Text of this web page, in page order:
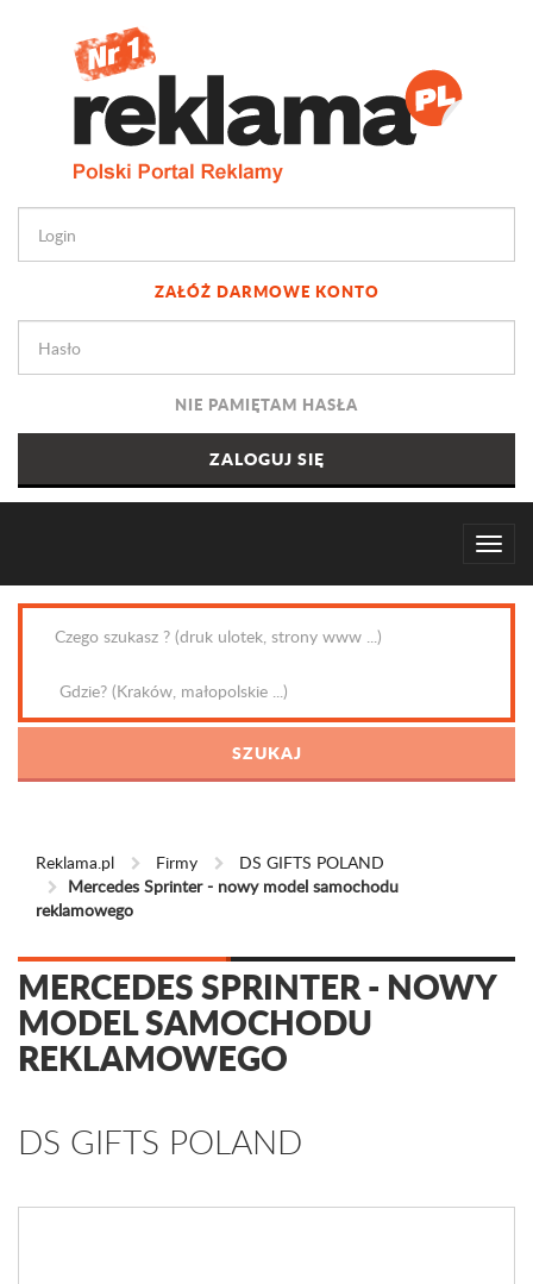
ZAŁÓŻ DARMOWE KONTO
NIE PAMIĘTAM HASŁA
Reklama.pl Firmy
DS GIFTS POLAND
Mercedes Sprinter - nowy model samochodu
reklamowego
MERCEDES SPRINTER - NOWY
MODEL SAMOCHODU
REKLAMOWEGO
DS GIFTS POLAND